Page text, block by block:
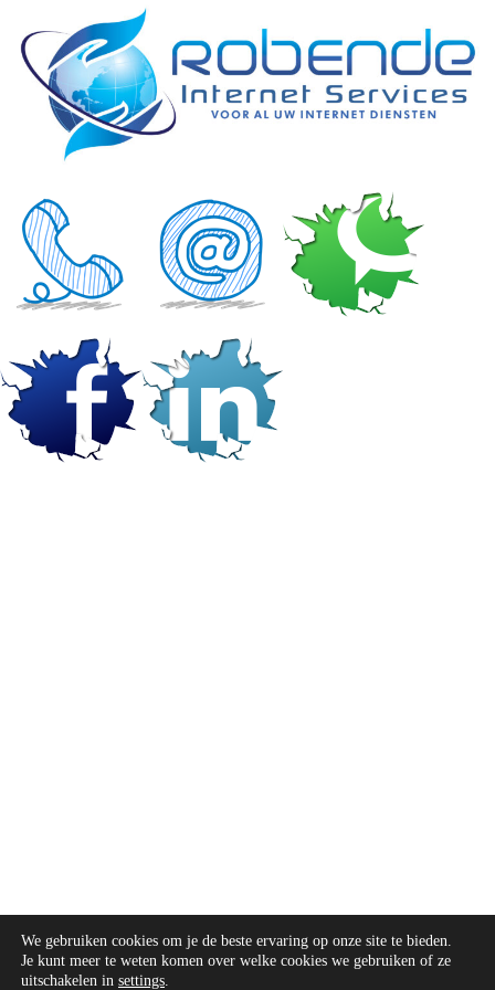
We gebruiken cookies om je de beste ervaring op onze site te bieden.
Je kunt meer te weten komen over welke cookies we gebruiken of ze
uitschakelen in settings.